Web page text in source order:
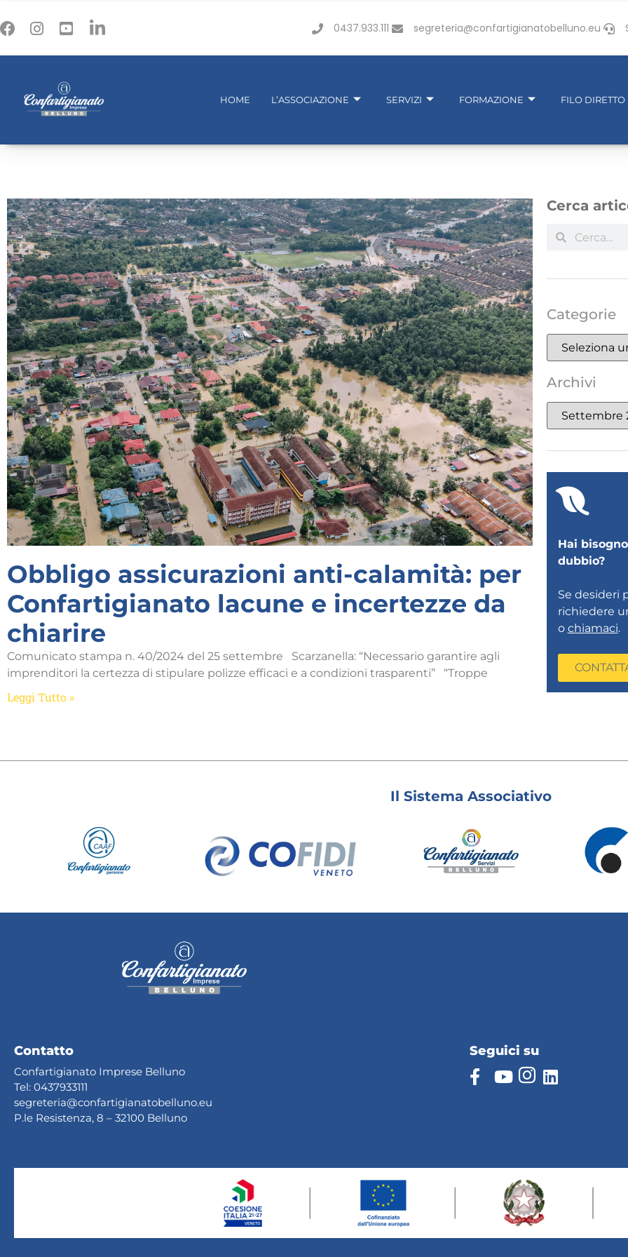
0437.933.111 segreteria@confartigianatobelluno.eu
HOME L’ASSOCIAZIONE SERVIZI FORMAZIONE FILO DIRETTO
Obbligo assicurazioni anti-calamità: per
Confartigianato lacune e incertezze da
chiarire
Comunicato stampa n. 40/2024 del 25 settembre Scarzanella: “Necessario garantire agli
imprenditori la certezza di stipulare polizze efficaci e a condizioni trasparenti” “Troppe
Leggi Tutto »
Cerca
Categorie
Archivi
Hai
dubbio?
Se desideri
richiedere
o chiamaci.
Il Sistema Associativo
Contatto
Confartigianato Imprese Belluno
Tel: 0437933111
segreteria@confartigianatobelluno.eu
P.le Resistenza, 8 – 32100 Belluno
Seguici su